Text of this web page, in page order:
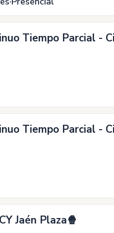
Tiempo Parcial -
Tiempo Parcial -
Jaén Plaza🍿